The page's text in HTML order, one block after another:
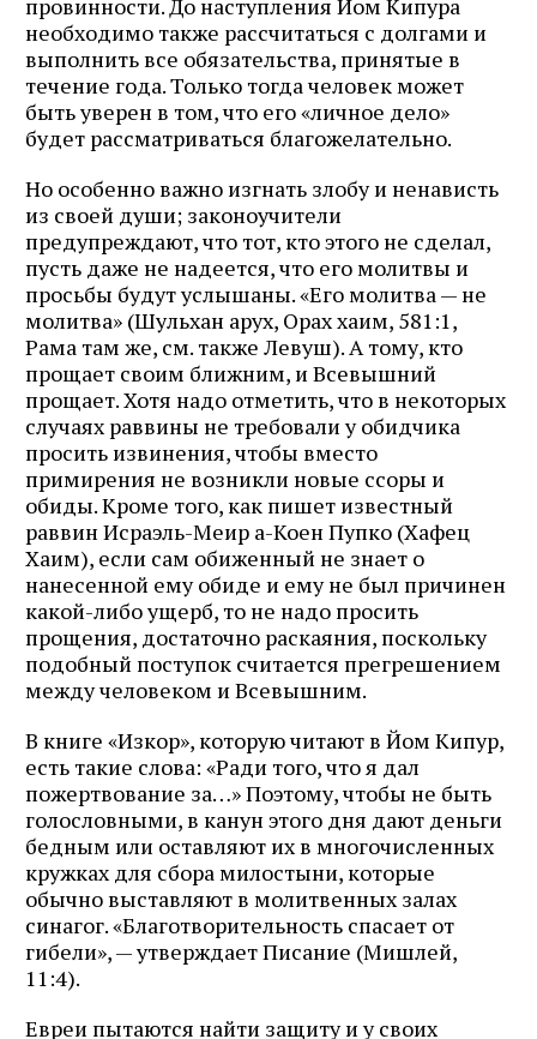
провинности. До наступления Йом Кипура
необходимо также рассчитаться с долгами и
выполнить все обязательства, принятые в
течение года. Только тогда человек может
быть уверен в том, что его «личное дело»
будет рассматриваться благожелательно.
Но особенно важно изгнать злобу и ненависть
из своей души; законоучители
предупреждают, что тот, кто этого не сделал,
пусть даже не надеется, что его молитвы и
просьбы будут услышаны. «Его молитва — не
молитва» (Шульхан арух, Орах хаим, 581:1,
Рама там же, см. также Левуш). А тому, кто
прощает своим ближним, и Всевышний
прощает. Хотя надо отметить, что в некоторых
случаях раввины не требовали у обидчика
просить извинения, чтобы вместо
примирения не возникли новые ссоры и
обиды. Кроме того, как пишет известный
раввин Исраэль-Меир а-Коен Пупко (Хафец
Хаим), если сам обиженный не знает о
нанесенной ему обиде и ему не был причинен
какой-либо ущерб, то не надо просить
прощения, достаточно раскаяния, поскольку
подобный поступок считается прегрешением
между человеком и Всевышним.
В книге «Изкор», которую читают в Йом Кипур,
есть такие слова: «Ради того, что я дал
пожертвование за…» Поэтому, чтобы не быть
голословными, в канун этого дня дают деньги
бедным или оставляют их в многочисленных
кружках для сбора милостыни, которые
обычно выставляют в молитвенных залах
синагог. «Благотворительность спасает от
гибели», — утверждает Писание (Мишлей,
11:4).
Евреи пытаются найти защиту и у своих